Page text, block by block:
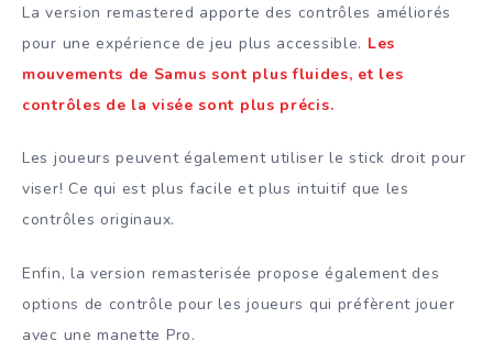
La version remastered apporte des contrôles améliorés
pour une expérience de jeu plus accessible. Les
mouvements de Samus sont plus fluides, et les
contrôles de la visée sont plus précis.
Les joueurs peuvent également utiliser le stick droit pour
viser! Ce qui est plus facile et plus intuitif que les
contrôles originaux.
Enfin, la version remasterisée propose également des
options de contrôle pour les joueurs qui préfèrent jouer
avec une manette Pro.